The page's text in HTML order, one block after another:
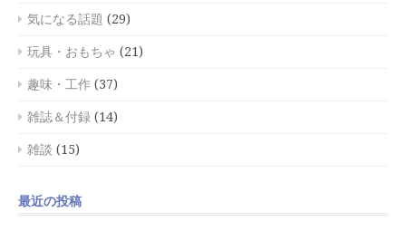
気になる話題 (29)
玩具・おもちゃ (21)
趣味・工作 (37)
雑誌＆付録 (14)
雑談 (15)
最近の投稿